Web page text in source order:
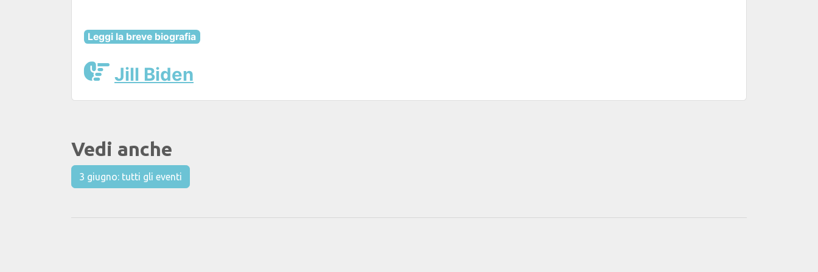
Leggi la breve biografia
Jill Biden
Vedi anche
3 giugno: tutti gli eventi